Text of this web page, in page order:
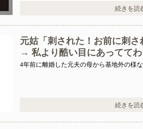
続きを読
元姑「刺された！お前に刺さ
→ 私より酷い目にあってて
4年前に離婚した元夫の母から基地外の様な
続きを読